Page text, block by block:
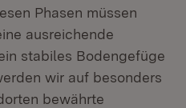
Phasen müssen
ausreichende
stabiles Bodengefüge
wir auf besonders
bewährte